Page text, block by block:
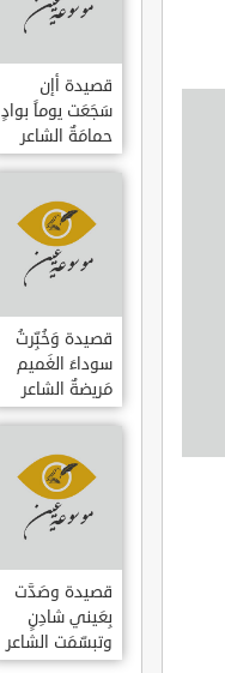
قصيدة أإن
سَجَعَت يوماً بوادٍ
حمامَةٌ الشاعر
العوام بن عقبة
قصيدة وَخُبِّرتُ
سوداءَ الغَميم
مَريضةٌ الشاعر
العوام بن عقبة
قصيدة وصَدَّت
بِعَيني شادِنٍ
وتبسّمَت الشاعر
العوام بن عقبة